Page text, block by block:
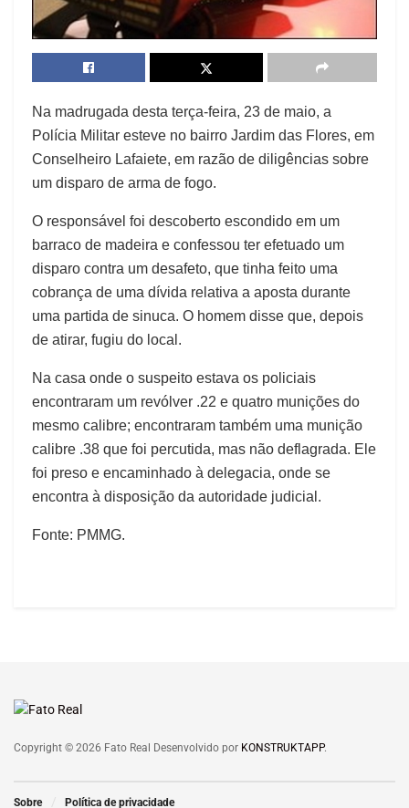
Na madrugada desta terça-feira, 23 de maio, a
Polícia Militar esteve no bairro Jardim das Flores, em
Conselheiro Lafaiete, em razão de diligências sobre
um disparo de arma de fogo.
O responsável foi descoberto escondido em um
barraco de madeira e confessou ter efetuado um
disparo contra um desafeto, que tinha feito uma
cobrança de uma dívida relativa a aposta durante
uma partida de sinuca. O homem disse que, depois
de atirar, fugiu do local.
Na casa onde o suspeito estava os policiais
encontraram um revólver .22 e quatro munições do
mesmo calibre; encontraram também uma munição
calibre .38 que foi percutida, mas não deflagrada. Ele
foi preso e encaminhado à delegacia, onde se
encontra à disposição da autoridade judicial.
Fonte: PMMG.
Copyright © 2026 Fato Real Desenvolvido por KONSTRUKTAPP.
Sobre Política de privacidade